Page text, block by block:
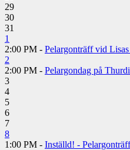
29
30
31
1
2:00 PM - Pelargonträff vid
2
2:00 PM - Pelargondag på
3
4
5
6
7
8
1:00 PM - Inställd! -